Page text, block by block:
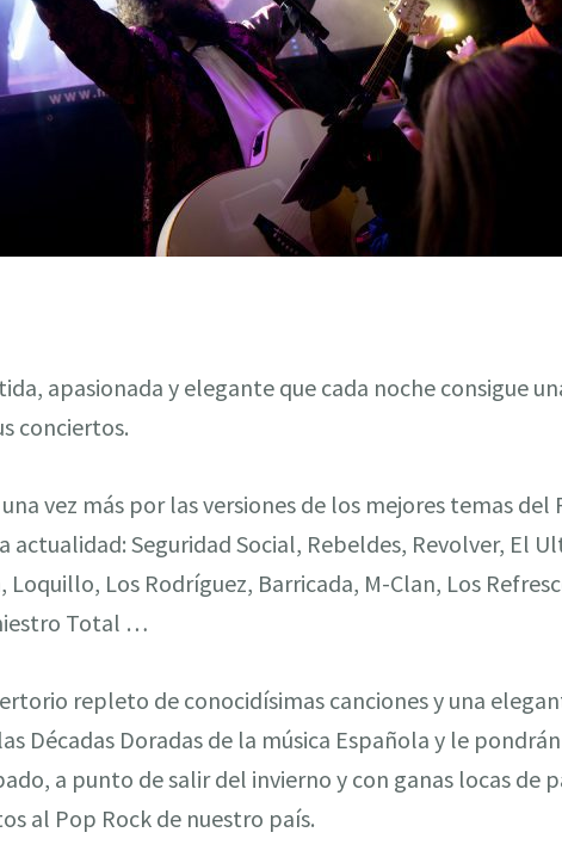
apasionada y elegante que cada noche consigue
conciertos.
vez más por las versiones de los mejores temas del
actualidad: Seguridad Social, Rebeldes, Revolver, El
Los Rodríguez, Barricada, M-Clan, Los
Total …
repleto de conocidísimas canciones y una
Décadas Doradas de la música Española y le
a punto de salir del invierno y con ganas locas de
al Pop Rock de nuestro país.